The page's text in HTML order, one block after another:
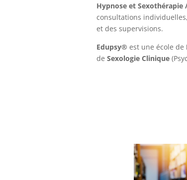
Hypnose et Sexothérapie
consultations
et des supervisions.
Edupsy® est une école de
deSexologie Clinique